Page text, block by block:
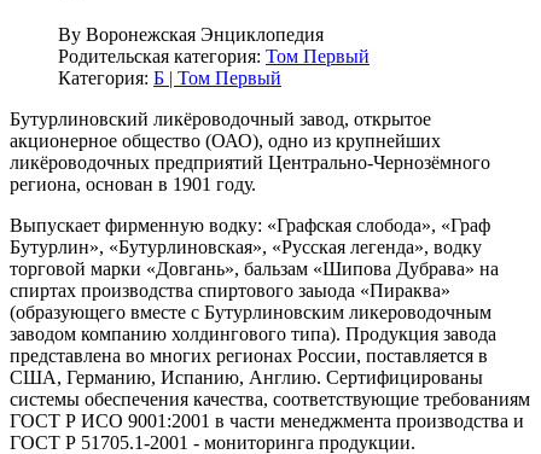
By Воронежская Энциклопедия
Родительская категория: Том Первый
Категория: Б | Том Первый
Бутурлиновский ликёроводочный завод, открытое
акционерное общество (ОАО), одно из крупнейших
ликёроводочных предприятий Центрально-Чернозёмного
региона, основан в 1901 году.
Выпускает фирменную водку: «Графская слобода», «Граф
Бутурлин», «Бутурлиновская», «Русская легенда», водку
торговой марки «Довгань», бальзам «Шипова Дубрава» на
спиртах производства спиртового заыода «Пираква»
(образующего вместе с Бутурлиновским ликероводочным
заводом компанию холдингового типа). Продукция завода
представлена во многих регионах России, поставляется в
США, Германию, Испанию, Англию. Сертифицированы
системы обеспечения качества, соответствующие требованиям
ГОСТ Р ИСО 9001:2001 в части менеджмента производства и
ГОСТ Р 51705.1-2001 - мониторинга продукции.